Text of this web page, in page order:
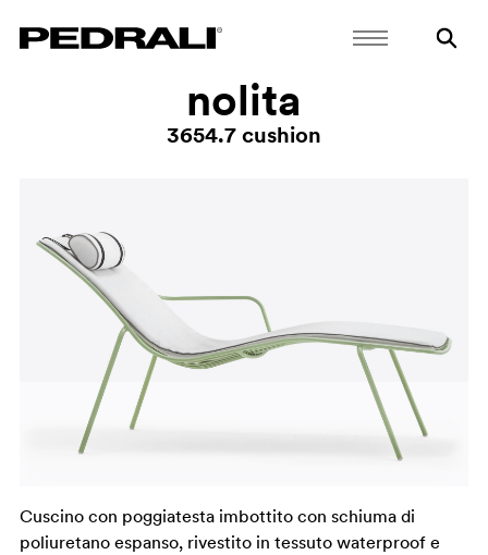
nolita
3654.7 cushion
Cuscino con poggiatesta imbottito con schiuma di
poliuretano espanso, rivestito in tessuto waterproof e